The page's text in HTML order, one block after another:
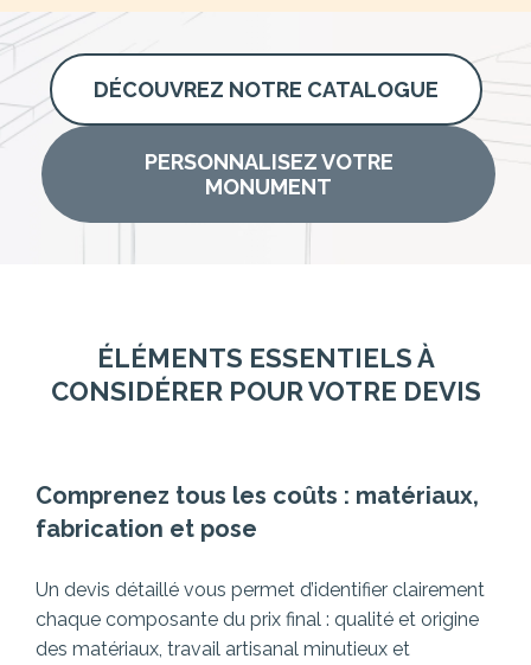
DÉCOUVREZ NOTRE CATALOGUE
PERSONNALISEZ VOTRE
MONUMENT
ÉLÉMENTS ESSENTIELS À
CONSIDÉRER POUR VOTRE DEVIS
Comprenez tous les coûts : matériaux,
fabrication et pose
Un devis détaillé vous permet d’identifier clairement
chaque composante du prix final : qualité et origine
des matériaux, travail artisanal minutieux et